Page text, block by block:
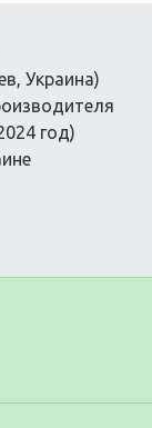
Украина)
год)